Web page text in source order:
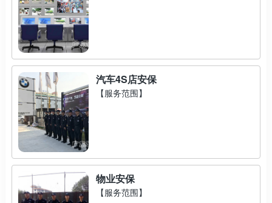
汽车4S店安保
【服务范围】
物业安保
【服务范围】